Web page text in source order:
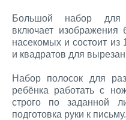
Большой набор
включает изображения
насекомых и состоит из
и квадратов для
Набор полосок для
ребёнка работать с
строго по заданной
подготовка руки к письму.